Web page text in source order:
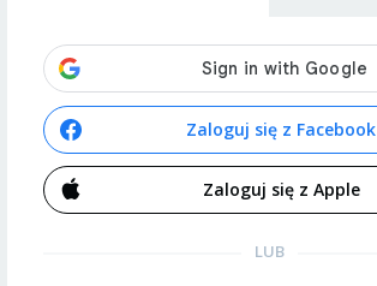
Zaloguj się z Facebook
Zaloguj się z Apple
LUB